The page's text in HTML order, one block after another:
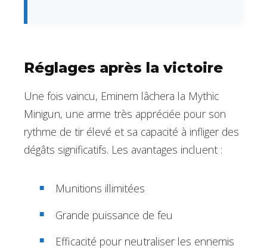
Réglages après la victoire
Une fois vaincu, Eminem lâchera la Mythic
Minigun, une arme très appréciée pour son
rythme de tir élevé et sa capacité à infliger des
dégâts significatifs. Les avantages incluent :
Munitions illimitées
Grande puissance de feu
Efficacité pour neutraliser les ennemis